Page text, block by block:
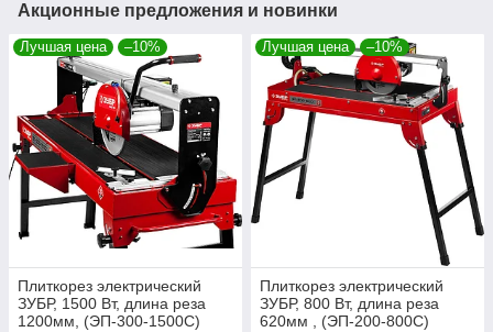
Акционные предложения и новинки
Лучшая цена –10%
Плиткорез электрический
ЗУБР, 1500 Вт, длина реза
1200мм, (ЭП-300-1500C)
Лучшая цена –10%
Плиткорез электрический
ЗУБР, 800 Вт, длина реза
620мм , (ЭП-200-800С)